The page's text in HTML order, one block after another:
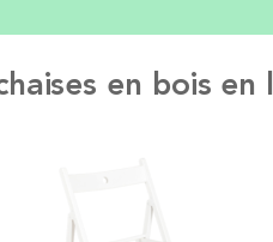
en bois en